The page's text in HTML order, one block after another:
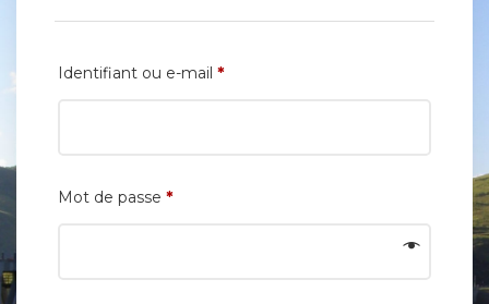
Identifiant ou e-mail *
Mot de passe *